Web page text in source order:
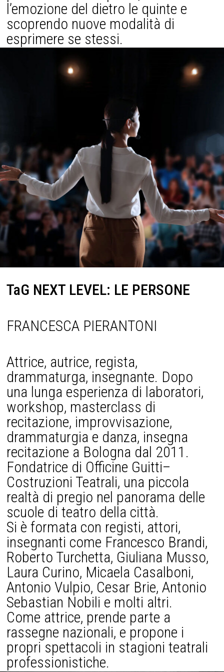
l’emozione del dietro le quinte e
scoprendo nuove modalità di
esprimere se stessi.
TaG NEXT LEVEL: LE PERSONE
FRANCESCA PIERANTONI
Attrice, autrice, regista,
drammaturga, insegnante. Dopo
una lunga esperienza di laboratori,
workshop, masterclass di
recitazione, improvvisazione,
drammaturgia e danza, insegna
recitazione a Bologna dal 2011.
Fondatrice di Officine Guitti–
Costruzioni Teatrali, una piccola
realtà di pregio nel panorama delle
scuole di teatro della città.
Si è formata con registi, attori,
insegnanti come Francesco Brandi,
Roberto Turchetta, Giuliana Musso,
Laura Curino, Micaela Casalboni,
Antonio Vulpio, Cesar Brie, Antonio
Sebastian Nobili e molti altri.
Come attrice, prende parte a
rassegne nazionali, e propone i
propri spettacoli in stagioni teatrali
professionistiche.